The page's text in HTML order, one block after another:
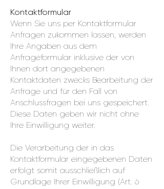
Kontaktformular
Wenn Sie uns per Kontaktformular
Anfragen zukommen lassen, werden
Ihre Angaben aus dem
Anfrageformular inklusive der von
Ihnen dort angegebenen
Kontaktdaten zwecks Bearbeitung der
Anfrage und für den Fall von
Anschlussfragen bei uns gespeichert.
Diese Daten geben wir nicht ohne
Ihre Einwilligung weiter.
Die Verarbeitung der in das
Kontaktformular eingegebenen Daten
erfolgt somit ausschließlich auf
Grundlage Ihrer Einwilligung (Art. 6